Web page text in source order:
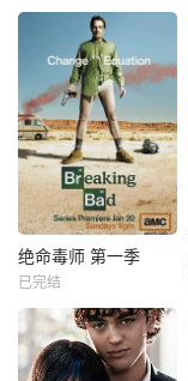
绝命毒师 第一季
已完结